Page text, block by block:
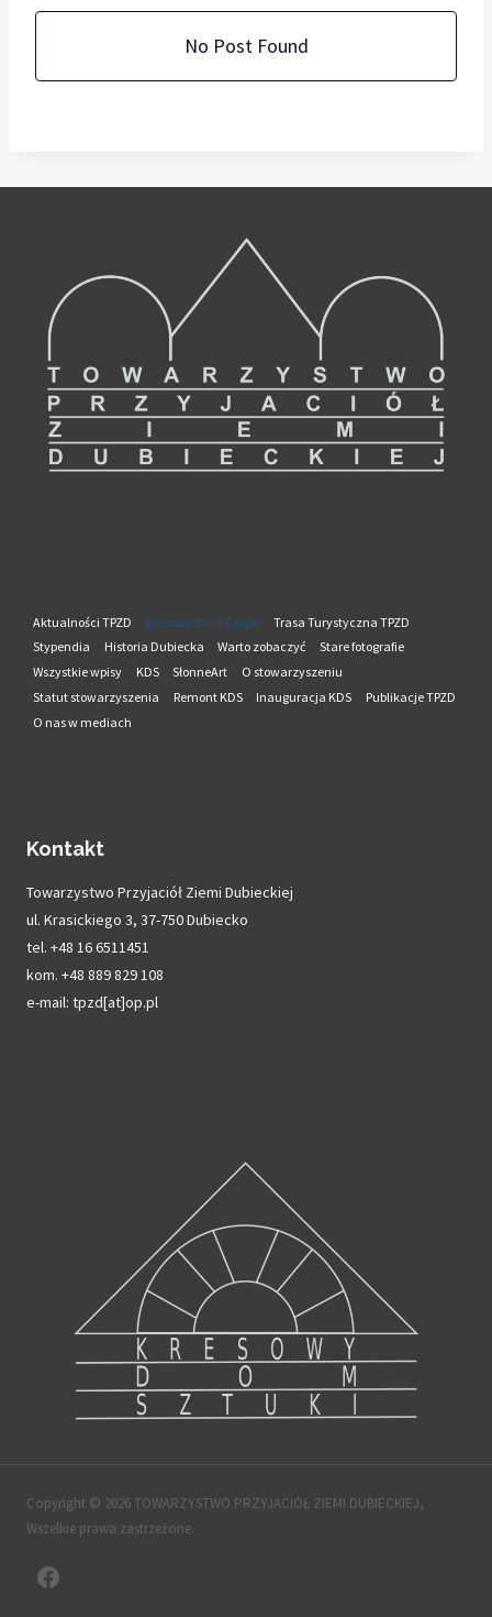
No Post Found
Aktualności TPZD Kresowy Dom Sztuki
Trasa Turystyczna TPZD
Stypendia
Historia Dubiecka Warto zobaczyć
Stare fotografie
Wszystkie wpisy
KDS SłonneArt
O stowarzyszeniu
Statut stowarzyszenia
Remont KDS Inauguracja KDS
Publikacje TPZD
O nas w mediach
Kontakt
Towarzystwo Przyjaciół Ziemi Dubieckiej
ul. Krasickiego 3, 37-750 Dubiecko
tel. +48 16 6511451
kom. +48 889 829 108
e-mail: tpzd[at]op.pl
Copyright © 2026 TOWARZYSTWO PRZYJACIÓŁ ZIEMI DUBIECKIEJ,
Wszelkie prawa zastrzeżone.